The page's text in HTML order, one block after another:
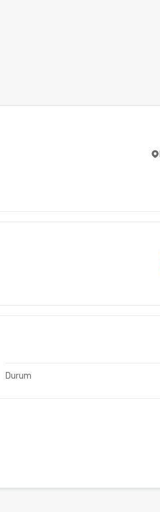
Durum